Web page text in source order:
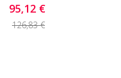
95,12 €
126,83 €